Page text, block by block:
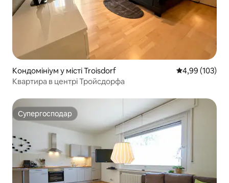
Кондомініум у місті Troisdorf Середня
4,99 (103)
Квартира в центрі Тройсдорфа
Супергосподар
Супергосподар